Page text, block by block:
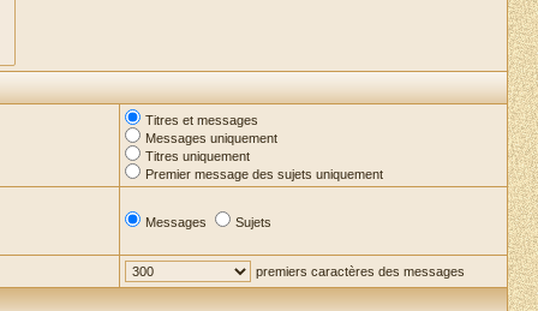
Titres et messages
Messages uniquement
Titres uniquement
Premier message des sujets uniquement
Messages Sujets
premiers caractères des messages